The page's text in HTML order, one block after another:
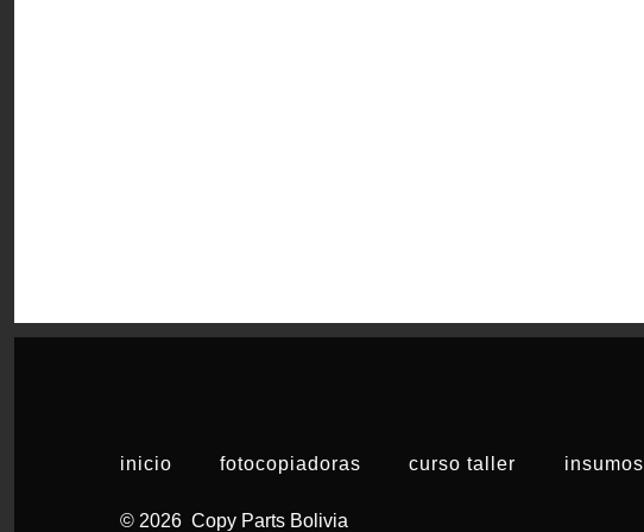
inicio fotocopiadoras curso taller insumos
© 2026 Copy Parts Bolivia